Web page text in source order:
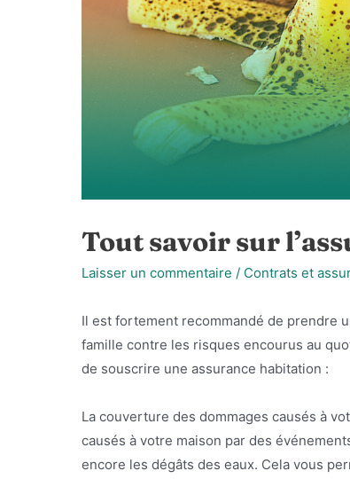
Tout savoir sur
Laisser un commentaire / Contrats et
Il est fortement recommandé de prendre
famille contre les risques encourus au
de souscrire une assurance habitation :
La couverture des dommages causés à
causés à votre maison par des
encore les dégâts des eaux. Cela vous